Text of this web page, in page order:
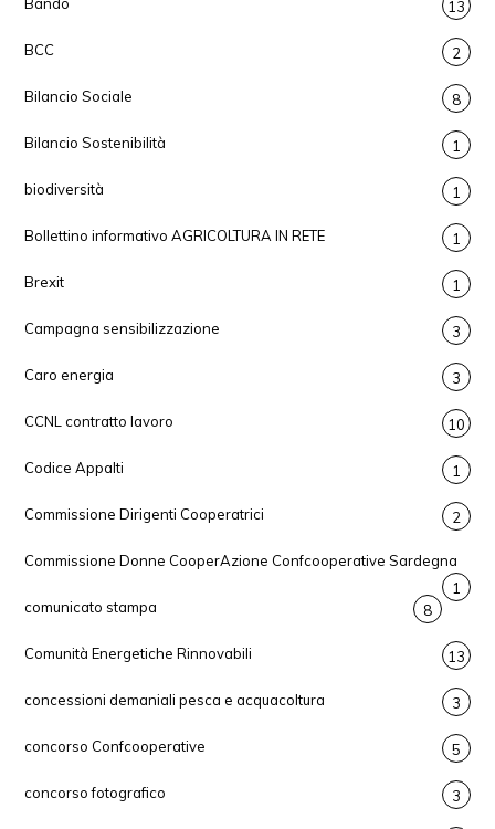
Bando 13
BCC 2
Bilancio Sociale 8
Bilancio Sostenibilità 1
biodiversità 1
Bollettino informativo AGRICOLTURA IN RETE 1
Brexit 1
Campagna sensibilizzazione 3
Caro energia 3
CCNL contratto lavoro 10
Codice Appalti 1
Commissione Dirigenti Cooperatrici 2
Commissione Donne CooperAzione Confcooperative Sardegna
1
comunicato stampa
8
Comunità Energetiche Rinnovabili 13
concessioni demaniali pesca e acquacoltura 3
concorso Confcooperative 5
concorso fotografico 3